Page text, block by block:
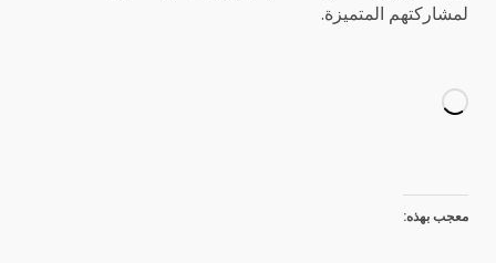
لمشاركتهم المتميزة.
معجب بهذه: